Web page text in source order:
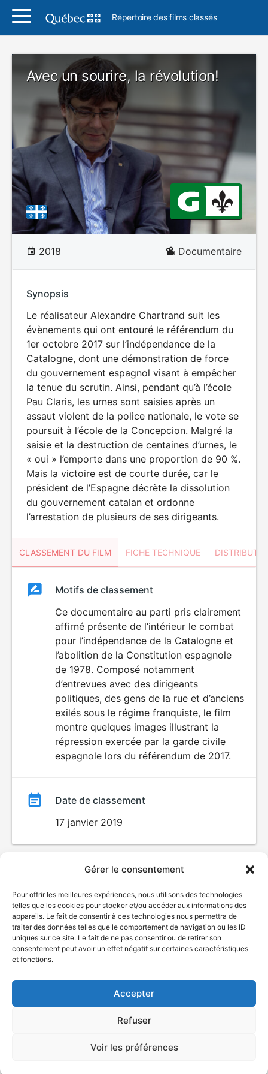
Gérer le consentement
Pour offrir les meilleures expériences, nous utilisons des technologies
telles que les cookies pour stocker et/ou accéder aux informations des
appareils. Le fait de consentir à ces technologies nous permettra de
traiter des données telles que le comportement de navigation ou les ID
uniques sur ce site. Le fait de ne pas consentir ou de retirer son
consentement peut avoir un effet négatif sur certaines caractéristiques
et fonctions.
Accepter
Refuser
Voir les préférences
Répertoire des films classés
Avec un sourire, la révolution!
2018 Documentaire
Synopsis
Le réalisateur Alexandre Chartrand suit les
évènements qui ont entouré le référendum du
1er octobre 2017 sur l’indépendance de la
Catalogne, dont une démonstration de force
du gouvernement espagnol visant à empêcher
la tenue du scrutin. Ainsi, pendant qu’à l’école
Pau Claris, les urnes sont saisies après un
assaut violent de la police nationale, le vote se
poursuit à l’école de la Concepcion. Malgré la
saisie et la destruction de centaines d’urnes, le
« oui » l’emporte dans une proportion de 90 %.
Mais la victoire est de courte durée, car le
président de l’Espagne décrète la dissolution
du gouvernement catalan et ordonne
l’arrestation de plusieurs de ses dirigeants.
CLASSEMENT DU FILM FICHE TECHNIQUE
ClassementClassement
Motifs de classement
Ce documentaire au parti pris clairement
affirné présente de l’intérieur le combat
pour l’indépendance de la Catalogne et
l’abolition de la Constitution espagnole
de 1978. Composé notamment
d’entrevues avec des dirigeants
politiques, des gens de la rue et d’anciens
exilés sous le régime franquiste, le film
montre quelques images illustrant la
répression exercée par la garde civile
espagnole lors du référendum de 2017.
Date de classement
17 janvier 2019
© Gouvernement du Québec, 2026
Plan du site
Accessibilité
Accès à l'information
Déclaration de services